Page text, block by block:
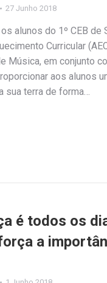
27 Junho 2018
alunos do 1º CEB de
Curricular
Música, em conjunto
aos alunos
sua terra de forma…
é todos os
a